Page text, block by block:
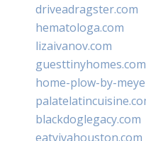
driveadragster.com
hematologa.com
lizaivanov.com
guesttinyhomes.com
home-plow-by-
blackdoglegacy.com
eatvivahouston.com